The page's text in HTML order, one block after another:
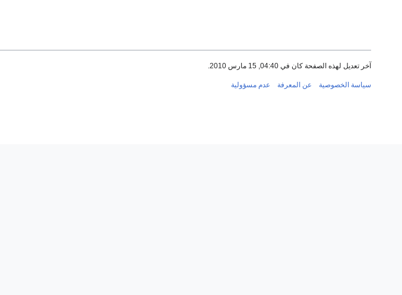
آخر تعديل لهذه الصفحة كان في 04:40, 15 مارس 2010.
سياسة الخصوصية عن المعرفة عدم مسؤولية